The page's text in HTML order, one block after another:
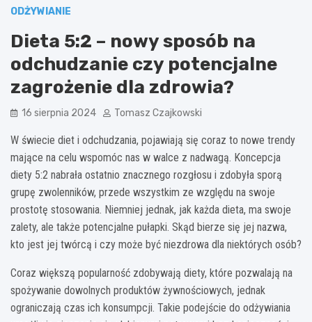
ODŻYWIANIE
Dieta 5:2 – nowy sposób na
odchudzanie czy potencjalne
zagrożenie dla zdrowia?
16 sierpnia 2024 Tomasz Czajkowski
W świecie diet i odchudzania, pojawiają się coraz to nowe trendy
mające na celu wspomóc nas w walce z nadwagą. Koncepcja
diety 5:2 nabrała ostatnio znacznego rozgłosu i zdobyła sporą
grupę zwolenników, przede wszystkim ze względu na swoje
prostotę stosowania. Niemniej jednak, jak każda dieta, ma swoje
zalety, ale także potencjalne pułapki. Skąd bierze się jej nazwa,
kto jest jej twórcą i czy może być niezdrowa dla niektórych osób?
Coraz większą popularność zdobywają diety, które pozwalają na
spożywanie dowolnych produktów żywnościowych, jednak
ograniczają czas ich konsumpcji. Takie podejście do odżywiania